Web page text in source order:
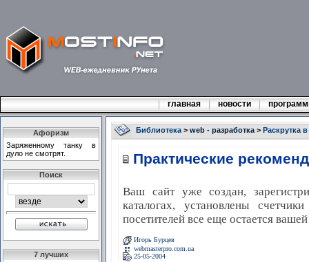
главная новости
Афоризм
Заряженному танку в
дуло не смотрят.
Поиск
7 лучших
Библиотека> web - разработка> Раскрутка в
Практические
Ваш сайт уже создан,
каталогах, установлены
посетителей все еще остается
Игорь Бурцев
webmasterpro.com.ua
25-05-2004